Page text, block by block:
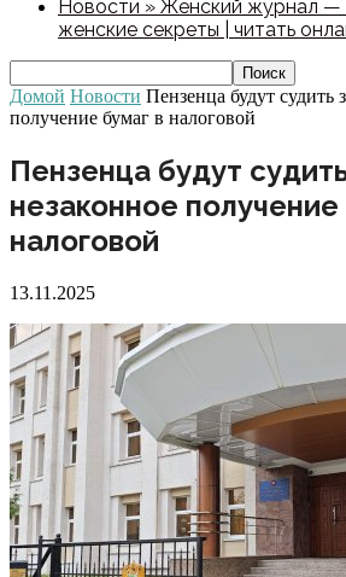
Новости » Женский журнал —
женские секреты | читать
Домой Новости Пензенца будут судить
получение бумаг в налоговой
Пензенца будут
незаконное получение
налоговой
13.11.2025